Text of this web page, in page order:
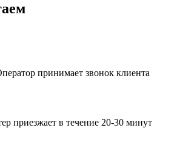
принимает звонок клиента
приезжает в течение 20-30 минут